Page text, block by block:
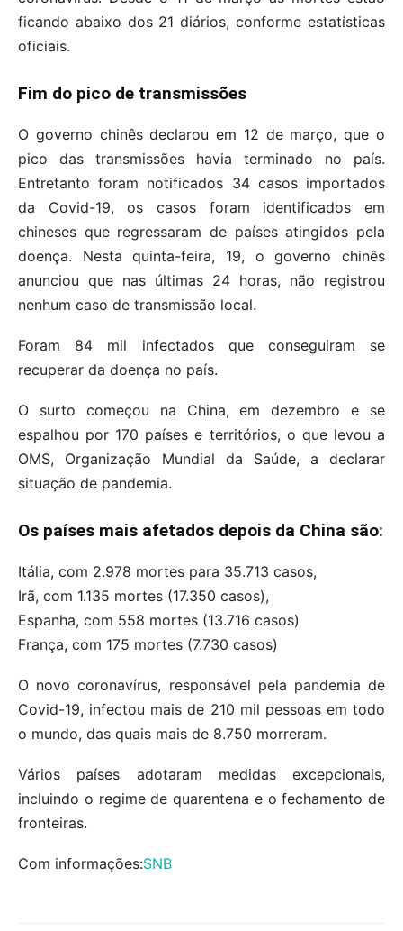
ficando abaixo dos 21 diários, conforme estatísticas
oficiais.
Fim do pico de transmissões
O governo chinês declarou em 12 de março, que o
pico das transmissões havia terminado no país.
Entretanto foram notificados 34 casos importados
da Covid-19, os casos foram identificados em
chineses que regressaram de países atingidos pela
doença. Nesta quinta-feira, 19, o governo chinês
anunciou que nas últimas 24 horas, não registrou
nenhum caso de transmissão local.
Foram 84 mil infectados que conseguiram se
recuperar da doença no país.
O surto começou na China, em dezembro e se
espalhou por 170 países e territórios, o que levou a
OMS, Organização Mundial da Saúde, a declarar
situação de pandemia.
Os países mais afetados depois da China são:
Itália, com 2.978 mortes para 35.713 casos,
Irã, com 1.135 mortes (17.350 casos),
Espanha, com 558 mortes (13.716 casos)
França, com 175 mortes (7.730 casos)
O novo coronavírus, responsável pela pandemia de
Covid-19, infectou mais de 210 mil pessoas em todo
o mundo, das quais mais de 8.750 morreram.
Vários países adotaram medidas excepcionais,
incluindo o regime de quarentena e o fechamento de
fronteiras.
Com informações:SNB